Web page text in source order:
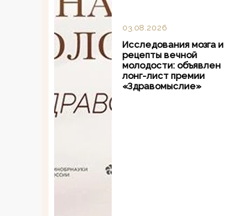
03.08.2026
Исследования мозга и
рецепты вечной
молодости: объявлен
лонг-лист премии
«Здравомыслие»